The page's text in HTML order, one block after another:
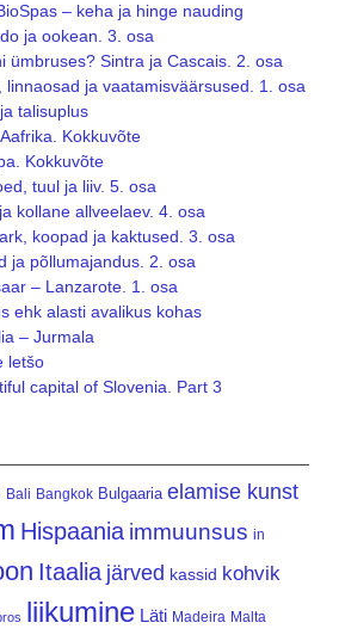
– keha ja hinge nauding
ja ookean. 3. osa
ümbruses? Sintra ja Cascais. 2. osa
linnaosad ja vaatamisväärsused. 1. osa
talisuplus
Kokkuvõte
Kokkuvõte
tuul ja liiv. 5. osa
kollane allveelaev. 4. osa
koopad ja kaktused. 3. osa
ja põllumajandus. 2. osa
– Lanzarote. 1. osa
ehk alasti avalikus kohas
– Jurmala
letšo
capital of Slovenia. Part 3
Bali Bangkok Bulgaaria elamise kunst
Hispaania immuunsus in
Itaalia järved kassid kohvik
liikumine Läti Madeira Malta